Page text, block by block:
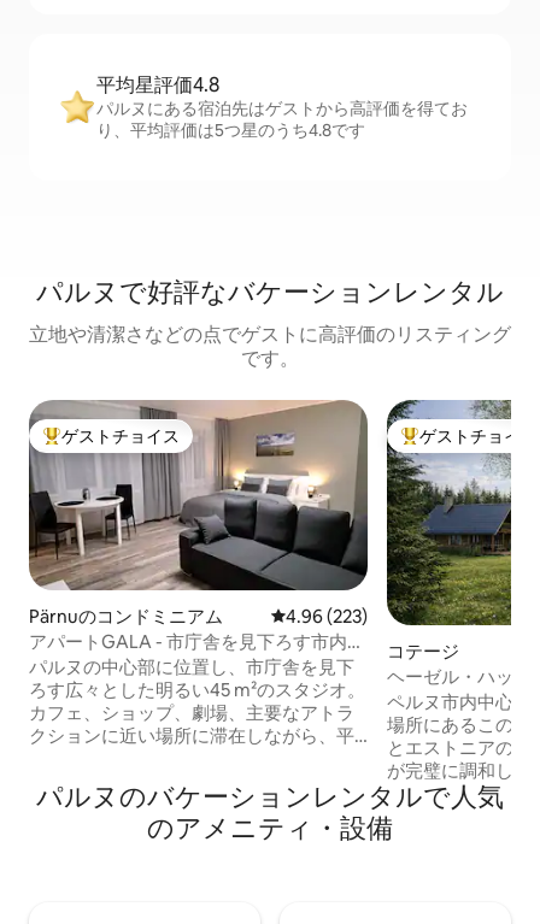
平均星評価4.8
パルヌにある宿泊先はゲストから高評価を得てお
り、平均評価は5つ星のうち4.8です
パルヌで好評なバケーションレンタル
立地や清潔さなどの点でゲストに高評価のリスティング
です。
大好評のゲストチョイスです。
ゲストチョイス
Pärnuのコンドミニアム レビュー223件、5つ星中4.96つ
4.96 (223)
アパートGALA - 市庁舎を見下ろす市内中
心部
パルヌの中心部に位置し、市庁舎を見下
ろす広々とした明るい45 m²のスタジオ。
カフェ、ショップ、劇場、主要なアトラ
クションに近い場所に滞在しながら、平
アパートは中庭に面しており、建物は静
かです。 キッチンエリアには冷蔵庫、電
子レンジ、IHコンロ、食器、フライパ
大好評のゲスト
ゲストチョイス
コテージ
ヘーゼル・ハット
付き庭、サウナ、
ペルヌ市内中心部
場所にあるこの一
とエストニアの夏
が完璧に調和した
用サウナでリラッ
りの家で朝のコー
4,000平方メート
パルヌのバケーションレンタルで人気
のアメニティ・設備